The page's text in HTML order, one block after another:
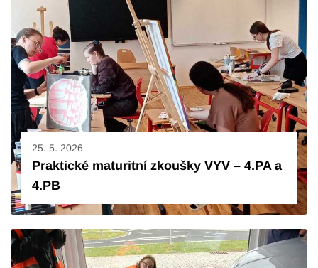
25. 5. 2026
Praktické maturitní zkoušky VYV – 4.PA a
4.PB